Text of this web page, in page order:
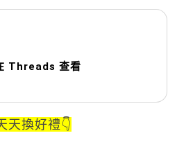
Threads 查看
天換好禮👇